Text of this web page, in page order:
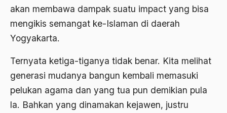
akan membawa dampak suatu impact yang bisa
mengikis semangat ke-Islaman di daerah
Yogyakarta.
Ternyata ketiga-tiganya tidak benar. Kita melihat
generasi mudanya bangun kembali memasuki
pelukan agama dan yang tua pun demikian pula
la. Bahkan yang dinamakan kejawen, justru
1973
1972
1971
Agama & Negara
Agama Asli
Agama dan Negara
Agama dan negaraa
Agama dan Pemerintah